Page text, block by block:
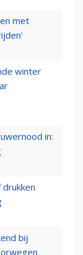
met
winter
in:
bij